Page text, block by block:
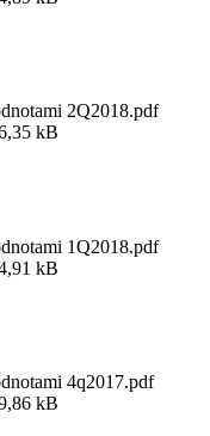
2Q2018.pdf
kB
1Q2018.pdf
kB
4q2017.pdf
kB